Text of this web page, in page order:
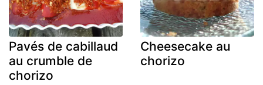
Pavés de cabillaud
au crumble de
chorizo
Cheesecake au
chorizo